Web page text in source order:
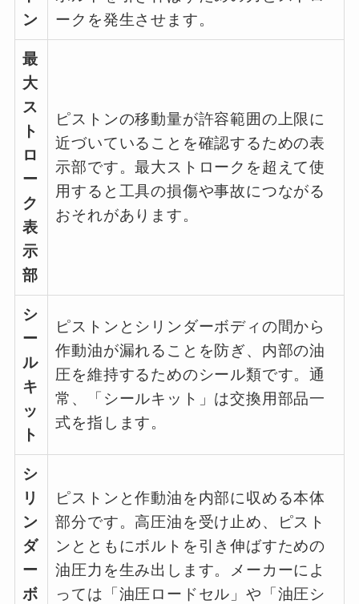
ン
ークを発生させます。
最
大
ス
ト
ロ
ー
ク
表
示
部
ピストンの移動量が許容範囲の上限に
近づいていることを確認するための表
示部です。最大ストロークを超えて使
用すると工具の損傷や事故につながる
おそれがあります。
シ
ー
ル
キ
ッ
ト
ピストンとシリンダーボディの間から
作動油が漏れることを防ぎ、内部の油
圧を維持するためのシール類です。通
常、「シールキット」は交換用部品一
式を指します。
シ
リ
ン
ダ
ー
ボ
ピストンと作動油を内部に収める本体
部分です。高圧油を受け止め、ピスト
ンとともにボルトを引き伸ばすための
油圧力を生み出します。メーカーによ
っては「油圧ロードセル」や「油圧シ